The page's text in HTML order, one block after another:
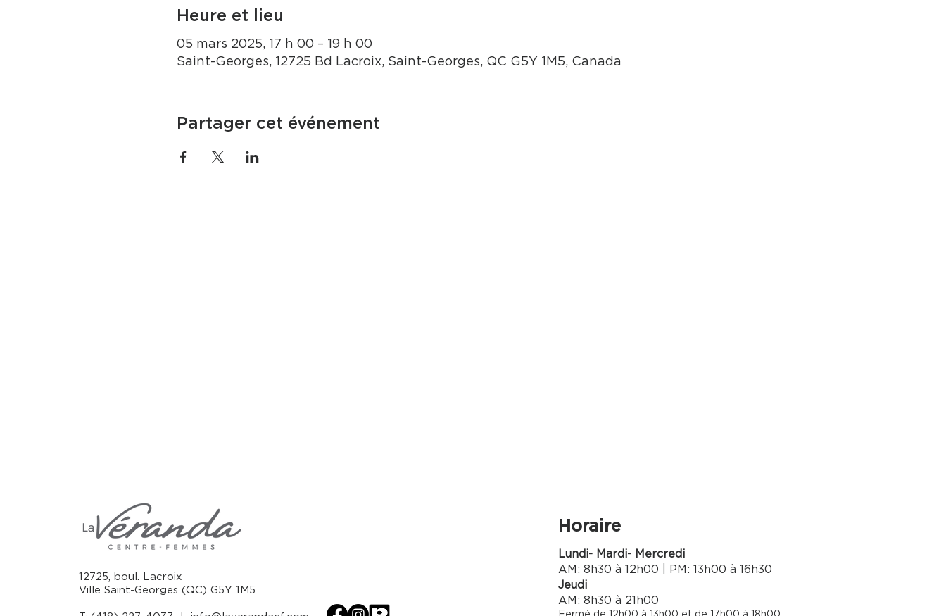
Heure et lieu
05 mars 2025, 17 h 00 – 19 h 00
Saint-Georges, 12725 Bd Lacroix, Saint-Georges, QC G5Y 1M5, Canada
Partager cet événement
12725, boul. Lacroix
Ville Saint-Georges (QC) G5Y 1M5
Horaire
Lundi- Mardi- Mercredi
AM: 8h30 à 12h00 | PM: 13h00 à 16h30​
Jeudi
AM: 8h30 à 21h00